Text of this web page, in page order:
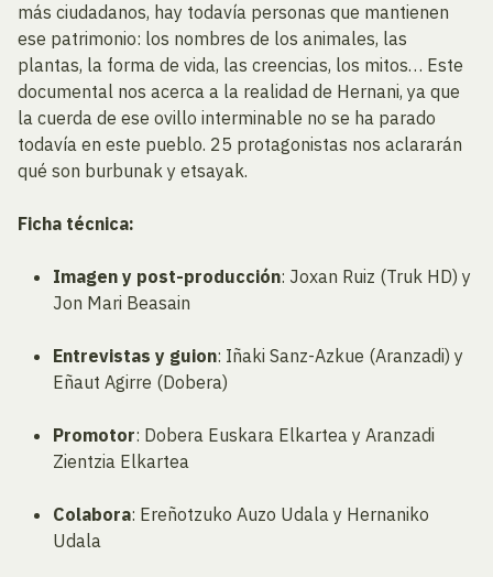
más ciudadanos, hay todavía personas que mantienen
ese patrimonio: los nombres de los animales, las
plantas, la forma de vida, las creencias, los mitos… Este
documental nos acerca a la realidad de Hernani, ya que
la cuerda de ese ovillo interminable no se ha parado
todavía en este pueblo. 25 protagonistas nos aclararán
qué son burbunak y etsayak.
Ficha técnica:
Imagen y post-producción: Joxan Ruiz (Truk HD) y
Jon Mari Beasain
Entrevistas y guion: Iñaki Sanz-Azkue (Aranzadi) y
Eñaut Agirre (Dobera)
Promotor: Dobera Euskara Elkartea y Aranzadi
Zientzia Elkartea
Colabora: Ereñotzuko Auzo Udala y Hernaniko
Udala